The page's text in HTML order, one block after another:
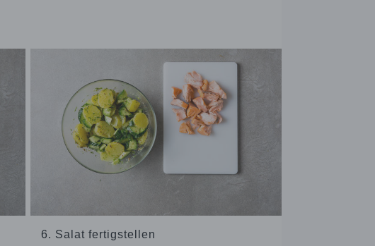
6. Salat fertigstellen